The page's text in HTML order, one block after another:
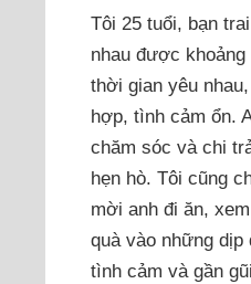
Tôi 25 tuổi, bạn
nhau được khoảng
thời gian yêu
hợp, tình cảm ổn.
chăm sóc và chi
hẹn hò. Tôi cũng
mời anh đi ăn,
quà vào những dịp
tình cảm và gần